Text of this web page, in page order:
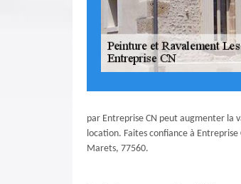
par Entreprise CN peut augmenter la
location. Faites confiance à
Marets, 77560.